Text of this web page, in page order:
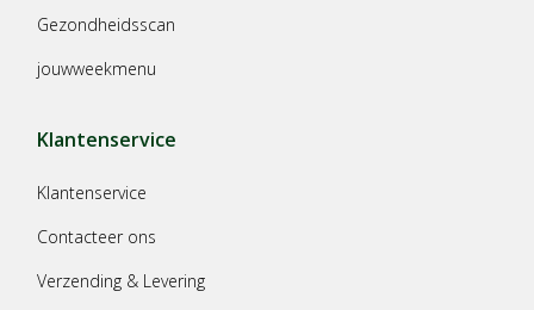
Gezondheidsscan
jouwweekmenu
Klantenservice
Klantenservice
Contacteer ons
Verzending & Levering